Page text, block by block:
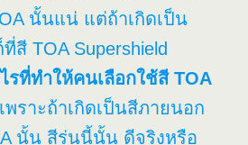
นั้นแน่ แต่ถ้าเกิดเป็น
TOA Supershield
รที่ทำให้คนเลือกใช้สี TOA
เพราะถ้าเกิดเป็นสีภายนอก
นั้น สีรุ่นนี้นั้น ดีจริงหรือ